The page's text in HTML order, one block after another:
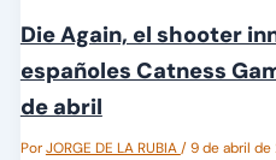
Die Again, el shooter
españoles Catness
de abril
PorJORGE DE LA RUBIA/9 de abril de